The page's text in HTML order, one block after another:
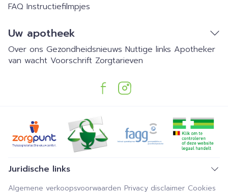
FAQ Instructiefilmpjes
Uw apotheek
Over ons Gezondheidsnieuws Nuttige links Apotheker
van wacht Voorschrift Zorgtarieven
Juridische links
Algemene verkoopsvoorwaarden Privacy disclaimer Cookies